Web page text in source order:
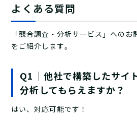
よくある質問
「競合調査・分析サービス」への
をご紹介します。
Q1｜他社で構築したサイ
分析してもらえますか？
はい、対応可能です！